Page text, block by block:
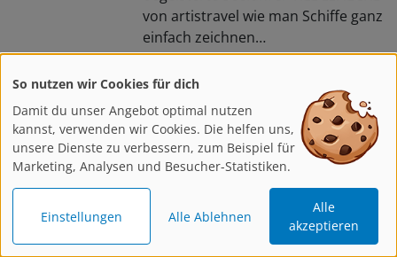
von artistravel wie man Schiffe ganz
einfach zeichnen…
Weiterlesen
Brigitte Guhle
Zeichnen und
Skizzieren
Porträt im Halbprofil
zeichnen
So nutzen wir Cookies für dich
Damit du unser Angebot optimal nutzen
kannst, verwenden wir Cookies. Die helfen uns,
unsere Dienste zu verbessern, zum Beispiel für
Marketing, Analysen und Besucher-Statistiken.
Einstellungen Alle Ablehnen
Alle
akzeptieren